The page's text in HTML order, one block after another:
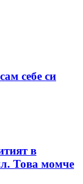
себе си
в
Това момче